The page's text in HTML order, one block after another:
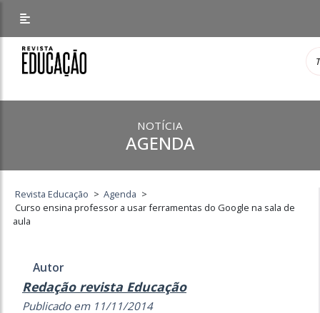
NOTÍCIA
AGENDA
Revista Educação > Agenda >
Curso ensina professor a usar ferramentas do Google na sala de
aula
Autor
Redação revista Educação
Publicado em 11/11/2014